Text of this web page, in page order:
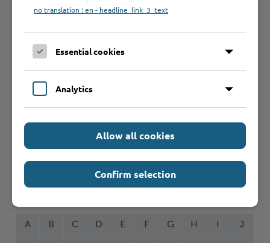
Seite auswählen
Formulare
Leistungen von A bis Z
A B C D E F G H J
no translation : en - headline_link_3_text
Essential cookies
Analytics
Allow all cookies
Confirm selection